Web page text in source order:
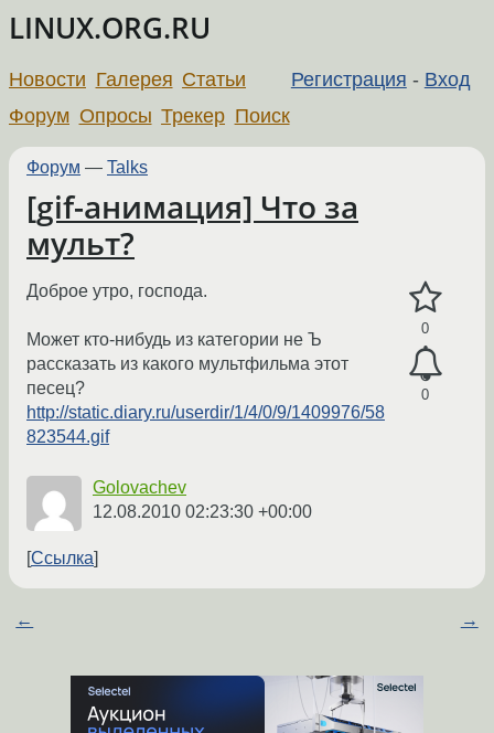
LINUX.ORG.RU
Регистрация - Вход
Новости Галерея Статьи
Форум Опросы Трекер Поиск
Форум — Talks
[gif-анимация] Что за
мульт?
0
0
Доброе утро, господа.
Может кто-нибудь из категории не Ъ
рассказать из какого мультфильма этот
песец?
http://static.diary.ru/userdir/1/4/0/9/1409976/58
823544.gif
Golovachev
12.08.2010 02:23:30 +00:00
Ссылка
← →